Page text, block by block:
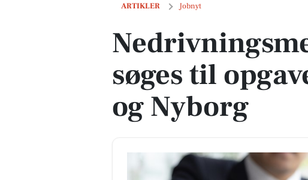
ARTIKLER Jobnyt
Nedrivningsmedarbejder søges til opgaver i
søges til
og Nyborg